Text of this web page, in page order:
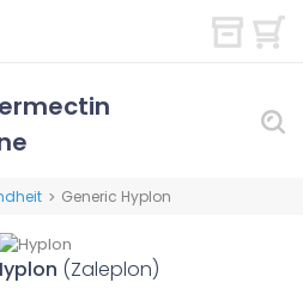
> Generic Hyplon
(Zaleplon)